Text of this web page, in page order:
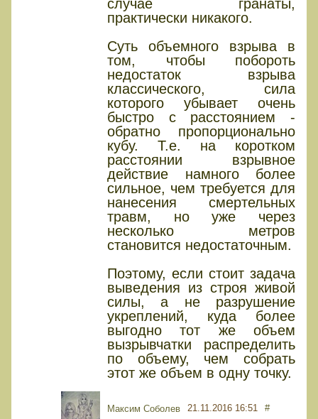
случае гранаты,
практически никакого.
Суть объемного взрыва в
том, чтобы побороть
недостаток взрыва
классического, сила
которого убывает очень
быстро с расстоянием -
обратно пропорционально
кубу. Т.е. на коротком
расстоянии взрывное
действие намного более
сильное, чем требуется для
нанесения смертельных
травм, но уже через
несколько метров
становится недостаточным.
Поэтому, если стоит задача
выведения из строя живой
силы, а не разрушение
укреплений, куда более
выгодно тот же объем
вызрывчатки распределить
по объему, чем собрать
этот же объем в одну точку.
Максим Соболев 21.11.2016 16:51 #